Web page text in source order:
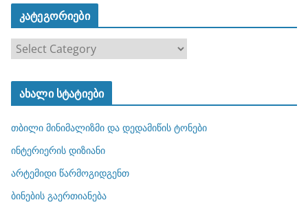
კატეგორიები
ტ
ო
რ
ბ
ახალი სტატიები
თბილი მინიმალიზმი და დედამიწის ტონები
ინტერიერის დიზიანი
არტემიდი წარმოგიდგენთ
ბინების გაერთიანება